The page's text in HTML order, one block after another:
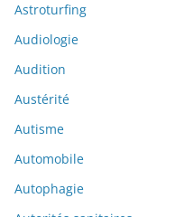
Astroturfing
Audiologie
Audition
Austérité
Autisme
Automobile
Autophagie